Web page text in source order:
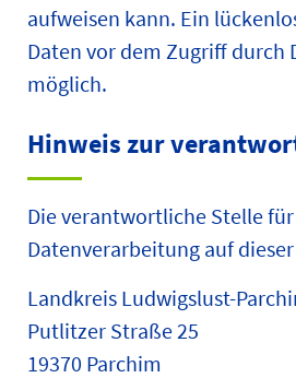
aufweisen kann. Ein
Daten vor dem Zugriff durch
möglich.
Hinweis zur
Die verantwortliche Stelle
Datenverarbeitung auf
Landkreis Ludwigslust-
Putlitzer Straße 25
19370 Parchim